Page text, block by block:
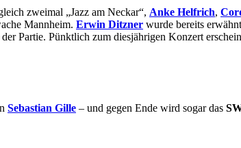
zweimal „Jazz am Neckar“, Anke Helfrich,
Mannheim. Erwin Ditzner wurde bereits
Partie. Pünktlich zum diesjährigen Konzert
Sebastian Gille – und gegen Ende wird sogar das